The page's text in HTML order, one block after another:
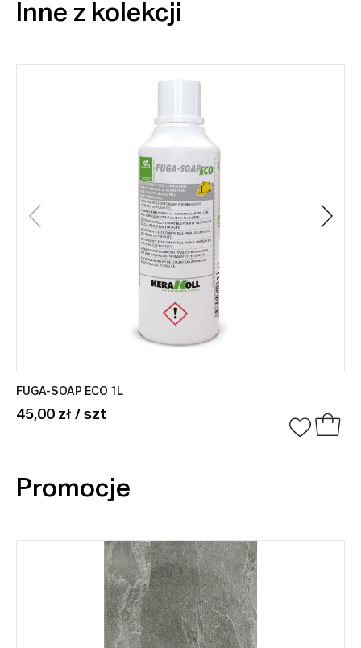
Inne z kolekcji
FUGA-SOAP ECO 1L
45,00 zł / szt
Promocje